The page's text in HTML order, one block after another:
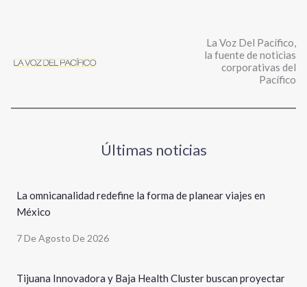
La Voz Del Pacífico,
la fuente de noticias
corporativas del
Pacífico
Últimas noticias
La omnicanalidad redefine la forma de planear viajes en
México
7 De Agosto De 2026
Tijuana Innovadora y Baja Health Cluster buscan proyectar